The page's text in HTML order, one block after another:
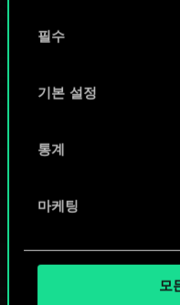
쿠키 사용에 관한 세
필수
기본 설정
통계
마케팅
모